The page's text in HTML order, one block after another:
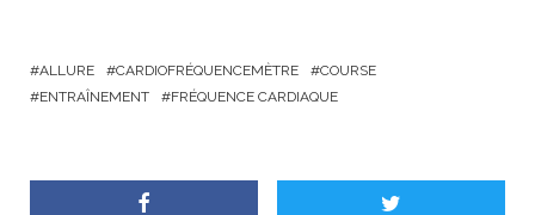
ALLURE CARDIOFRÉQUENCEMÈTRE
COURSE
ENTRAÎNEMENT
FRÉQUENCE CARDIAQUE